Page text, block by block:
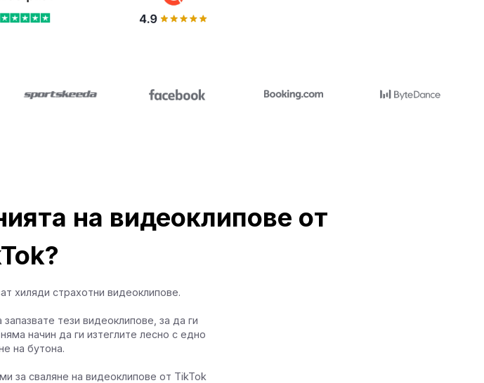
на видеоклипове от
хиляди страхотни видеоклипове.
тези видеоклипове, за да ги
начин да ги изтеглите лесно с едно
на бутона.
за сваляне на видеоклипове от TikTok